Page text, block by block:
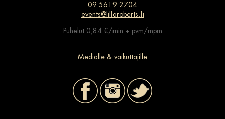
09 5619 2704
events@lillaroberts.fi
Puhelut 0,84 €/min + pvm/mpm
Medialle & vaikuttajille